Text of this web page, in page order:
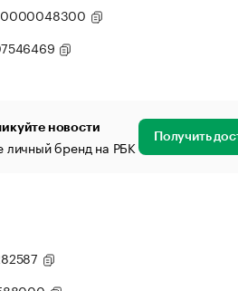
новости
личный бренд на РБК Получить